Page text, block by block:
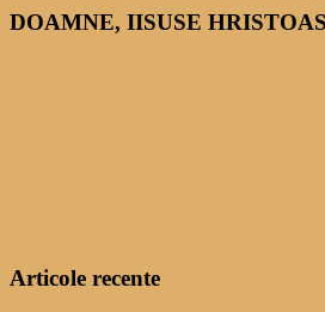
DOAMNE, IISUSE
Articole recente